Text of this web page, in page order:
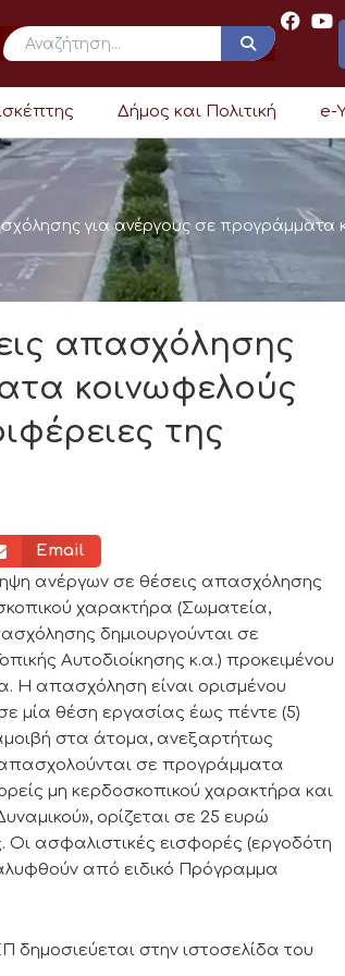
Δήμος και Πολιτική e-
για ανέργους σε προγράμματα
απασχόλησης
κοινωφελούς
της
Email
ανέργων σε θέσεις απασχόλησης
χαρακτήρα (Σωματεία,
δημιουργούνται σε
Αυτοδιοίκησης κ.α.) προκειμένου
Η απασχόληση είναι ορισμένου
μία θέση εργασίας έως πέντε (5)
στα άτομα, ανεξαρτήτως
απασχολούνται σε προγράμματα
μη κερδοσκοπικού χαρακτήρα και
ορίζεται σε 25 ευρώ
Οι ασφαλιστικές εισφορές (εργοδότη
από ειδικό Πρόγραμμα
στην ιστοσελίδα του